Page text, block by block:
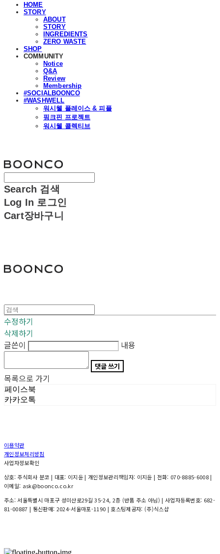
HOME
STORY
ABOUT
STORY
INGREDIENTS
ZERO WASTE
SHOP
COMMUNITY
Notice
Q&A
Review
Membership
#SOCIALBOONCO
#WASHWELL
워시웰 플레이스 & 피플
핑크핀 프로젝트
워시웰 콜렉티브
Search 검색
Log In 로그인
Cart장바구니
수정하기
삭제하기
글쓴이
내용
댓글 쓰기
목록으로 가기
페이스북
카카오톡
이용약관
개인정보처리방침
사업자정보확인
상호: 주식회사 분코 | 대표: 이지윤 | 개인정보관리책임자: 이지윤 | 전화: 070-8885-6008 |
이메일: ask@boonco.co.kr
주소: 서울특별시 마포구 성미산로29길 35-24, 2층 (반품 주소 아님) | 사업자등록번호: 682-
81-00887 | 통신판매: 2024-서울마포-1190 | 호스팅제공자: (주)식스샵